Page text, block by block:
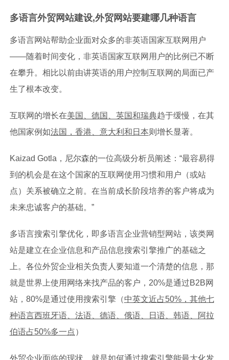
多语言外贸网站建设,外贸网站要建哪几种语言
多语言网站帮助企业面对众多的非英语国家互联网用户
——随着时间变化，非英语国家互联网用户的比例已不断
在攀升。相比以前由讲英语的用户控制互联网的局面已产
生了根本改变。
互联网的增长在美国、德国、英国和瑞典趋于缓慢，在其
他国家例如法国，香港、意大利和日本则增长显著。
Kaizad Gotla，尼尔森的一位高级分析员阐述：“最容易得
到的机会是在这个国家的互联网使用习惯和用户（或站
点）关系被确立之前。在当前成长阶段培养的客户将成为
未来忠诚客户的基础。”
多语言搜索引擎优化，即多语言企业营销型网站，该类网
站是建立在企业信息和产品信息搜索引擎推广的基础之
上。各位外贸企业相关负责人要知道一个清楚的信息，那
就是世界上使用网络来找产品的客户，20%是通过B2B网
站，80%是通过使用搜索引擎（中英文近占50%，其他七
种语言西班牙语、法语、德语、俄语、日语、韩语、阿拉
伯语占50%多一点）
外贸企业面临的现状，就是如何通过搜索引擎能最大化发